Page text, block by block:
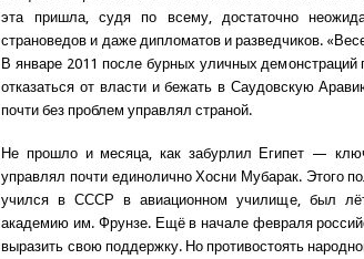
эта пришла, судя по всему, достаточно
страноведов и даже дипломатов и разведчиков.
В январе 2011 после бурных уличных
отказаться от власти и бежать в Саудовскую
почти без проблем управлял страной.
Не прошло и месяца, как забурлил Египет —
управлял почти единолично Хосни Мубарак. Этого
учился в СССР в авиационном училище, был
академию им. Фрунзе. Ещё в начале февраля
выразить свою поддержку. Но противостоять